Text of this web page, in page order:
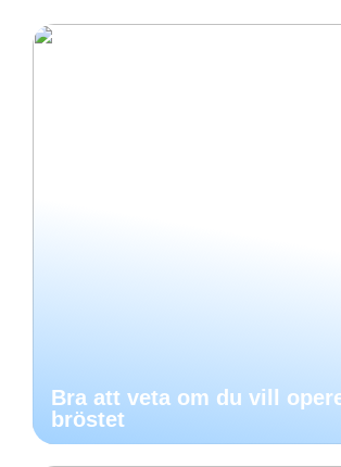
Bra att veta om du vill
bröstet